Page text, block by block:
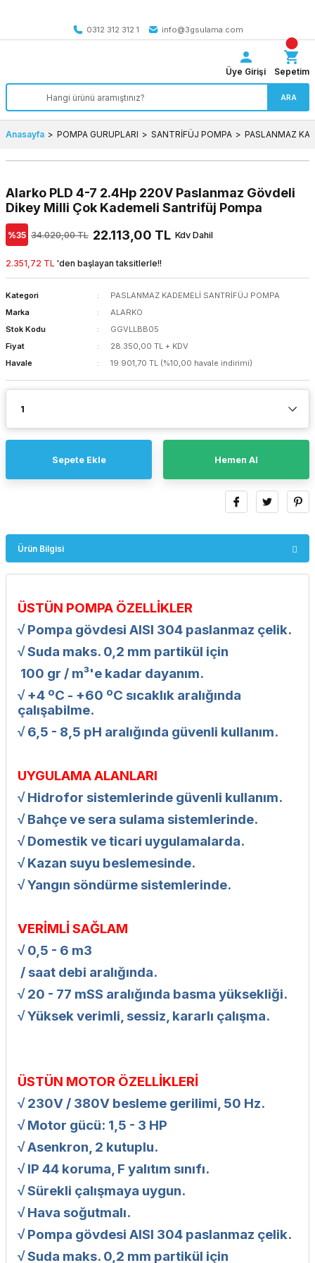
0312 312 312 1
info@3gsulama.com
ARA
Üye Girişi Sepetim
Anasayfa POMPA GURUPLARI SANTRİFÜJ POMPA PASLANMAZ
Alarko PLD 4-7 2.4Hp 220V Paslanmaz Gövdeli
Dikey Milli Çok Kademeli Santrifüj Pompa
%35 34.020,00 TL 22.113,00 TL Kdv Dahil
2.351,72 TL 'den başlayan taksitlerle!!
Kategori
PASLANMAZ KADEMELİ SANTRİFÜJ POMPA
Marka
ALARKO
Stok Kodu
GGVLLBB05
Fiyat
28.350,00 TL + KDV
Havale
19.901,70 TL (%10,00 havale indirimi)
Sepete Ekle Hemen Al
Ürün Bilgisi
ÜSTÜN POMPA ÖZELLİKLER
√ Pompa gövdesi AISI 304 paslanmaz çelik.
√ Suda maks. 0,2 mm partikül için
100 gr / m³'e kadar dayanım.
√ +4 ºC - +60 ºC sıcaklık aralığında
çalışabilme.
√ 6,5 - 8,5 pH aralığında güvenli kullanım.
UYGULAMA ALANLARI
√ Hidrofor sistemlerinde güvenli kullanım.
√ Bahçe ve sera sulama sistemlerinde.
√ Domestik ve ticari uygulamalarda.
√ Kazan suyu beslemesinde.
√ Yangın söndürme sistemlerinde.
VERİMLİ SAĞLAM
√ 0,5 - 6 m3
/ saat debi aralığında.
√ 20 - 77 mSS aralığında basma yüksekliği.
√ Yüksek verimli, sessiz, kararlı çalışma.
ÜSTÜN MOTOR ÖZELLİKLERİ
√ 230V / 380V besleme gerilimi, 50 Hz.
√ Motor gücü: 1,5 - 3 HP
√ Asenkron, 2 kutuplu.
√ IP 44 koruma, F yalıtım sınıfı.
√ Sürekli çalışmaya uygun.
√ Hava soğutmalı.
√ Pompa gövdesi AISI 304 paslanmaz çelik.
√ Suda maks. 0,2 mm partikül için